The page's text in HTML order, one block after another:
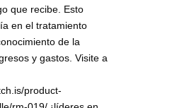
que recibe. Esto
en el tratamiento
de la
y gastos. Visite a
product-